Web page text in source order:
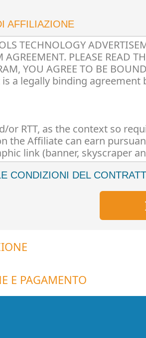
AFFILIAZIONE
CONDIZIONI DEL
E PAGAMENTO